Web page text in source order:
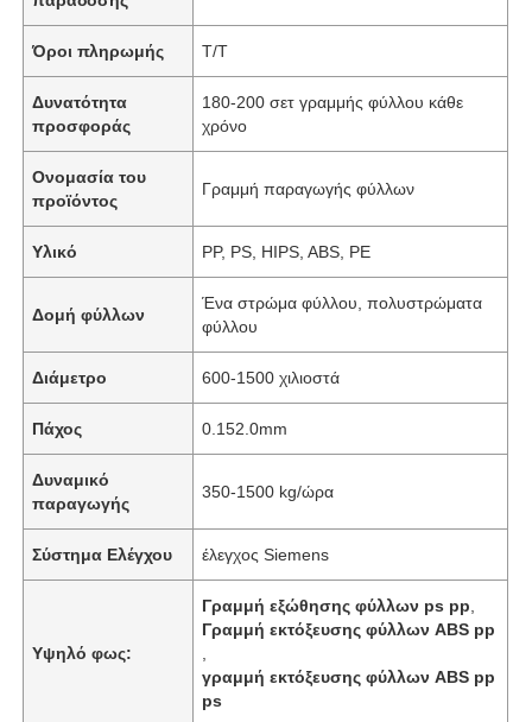
Όροι πληρωμής Τ/Τ
Δυνατότητα
προσφοράς
180-200 σετ γραμμής φύλλου κάθε
χρόνο
Ονομασία του
προϊόντος
Γραμμή παραγωγής φύλλων
Υλικό PP, PS, HIPS, ABS, PE
Δομή φύλλων
Ένα στρώμα φύλλου, πολυστρώματα
φύλλου
Διάμετρο 600-1500 χιλιοστά
Πάχος 0.152.0mm
Δυναμικό
παραγωγής
350-1500 kg/ώρα
Σύστημα Ελέγχου έλεγχος Siemens
Υψηλό φως:
Γραμμή εξώθησης φύλλων ps pp
Γραμμή εκτόξευσης φύλλων ABS pp
γραμμή εκτόξευσης φύλλων ABS pp
ps